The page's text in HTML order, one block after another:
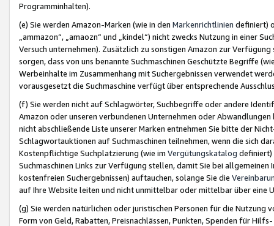
Programminhalten).
(e) Sie werden Amazon-Marken (wie in den Markenrichtlinien definiert)
„ammazon“, „amaozn“ und „kindel“) nicht zwecks Nutzung in einer
Versuch unternehmen). Zusätzlich zu sonstigen Amazon zur
sorgen, dass von uns benannte Suchmaschinen Geschützte Begriffe
Werbeinhalte im Zusammenhang mit Suchergebnissen verwendet
vorausgesetzt die Suchmaschine verfügt über entsprechende
(f) Sie werden nicht auf Schlagwörter, Suchbegriffe oder andere
Amazon oder unseren verbundenen Unternehmen oder
nicht abschließende Liste unserer Marken entnehmen Sie bitte der
Schlagwortauktionen auf Suchmaschinen teilnehmen, wenn die sich
Kostenpflichtige Suchplatzierung (wie im Vergütungskatalog definiert)
Suchmaschinen Links zur Verfügung stellen, damit Sie bei
kostenfreien Suchergebnissen) auftauchen, solange Sie die
auf Ihre Website leiten und nicht unmittelbar oder mittelbar über eine
(g) Sie werden natürlichen oder juristischen Personen für die Nutzung
Form von Geld, Rabatten, Preisnachlässen, Punkten, Spenden für